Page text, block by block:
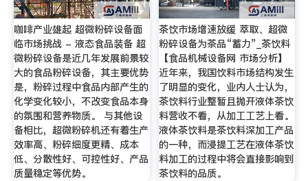
咖啡产业雄起 超微粉碎设备面
临市场挑战 - 液态食品装备 超
微粉碎设备是近几年发展前景较
大的食品粉碎设备，其主要优势
是，粉碎过程中食品内部产生的
化学变化较小，不改变食品本身
的氛围和营养物质。 与其他设
备相比，超微粉碎机还有着生产
效率高、粉碎细度更精、成本
低、分散性好、可控性好、产品
质量稳定等优势。
茶饮市场增速放缓 萃取、超微
粉碎设备为茶品“蓄力”_茶饮料
【食品机械设备网 市场分析】
近年来，我国饮料市场结构发生
了明显的变化，业内人士认为，
茶饮料行业整暂且抛开液体茶饮
料营收不看，从加工工艺上看。
液体茶饮料是茶饮料深加工产品
的一种，而浸提工艺在液体茶饮
料加工的过程中将会直接影响到
茶饮料的品质。